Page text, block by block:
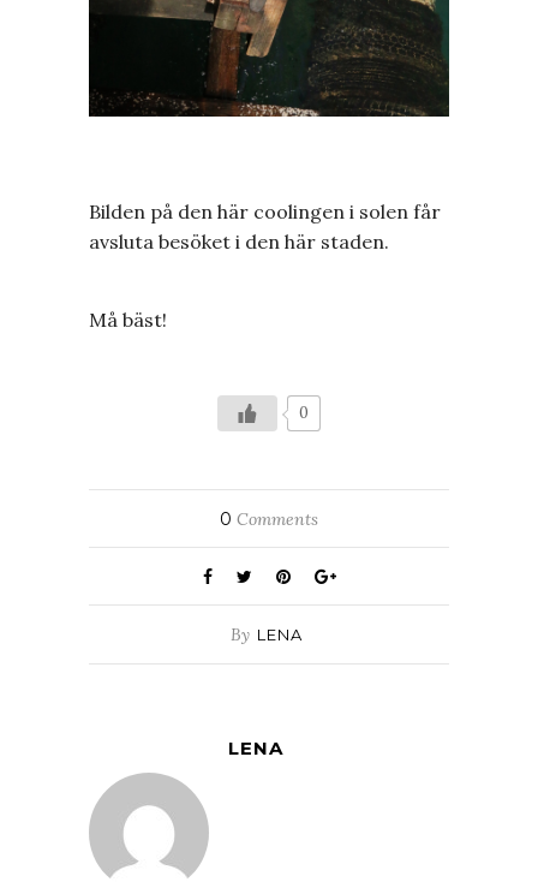
Bilden på den här coolingen i solen får
avsluta besöket i den här staden.
Må bäst!
0
0 Comments
By LENA
LENA